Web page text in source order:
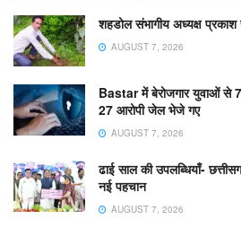
शहडोल संभागीय अध्यक्ष प्रकाश
AUGUST 7, 2026
Bastar में बेरोजगार युवाओं से
27 आरोपी जेल भेजे गए
AUGUST 7, 2026
ढाई साल की उपलब्धियाँ-
नई पहचान
AUGUST 7, 2026